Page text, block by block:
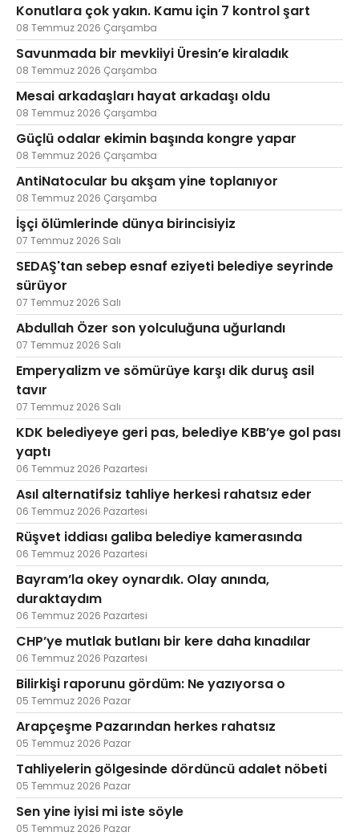
Konutlara çok yakın. Kamu için 7 kontrol şart
08 Temmuz 2026 Çarşamba
Savunmada bir mevkiiyi Üresin’e kiraladık
08 Temmuz 2026 Çarşamba
Mesai arkadaşları hayat arkadaşı oldu
08 Temmuz 2026 Çarşamba
Güçlü odalar ekimin başında kongre yapar
08 Temmuz 2026 Çarşamba
AntiNatocular bu akşam yine toplanıyor
08 Temmuz 2026 Çarşamba
İşçi ölümlerinde dünya birincisiyiz
07 Temmuz 2026 Salı
SEDAŞ'tan sebep esnaf eziyeti belediye seyrinde
sürüyor
07 Temmuz 2026 Salı
Abdullah Özer son yolculuğuna uğurlandı
07 Temmuz 2026 Salı
Emperyalizm ve sömürüye karşı dik duruş asil
tavır
07 Temmuz 2026 Salı
KDK belediyeye geri pas, belediye KBB’ye gol pası
yaptı
06 Temmuz 2026 Pazartesi
Asıl alternatifsiz tahliye herkesi rahatsız eder
06 Temmuz 2026 Pazartesi
Rüşvet iddiası galiba belediye kamerasında
06 Temmuz 2026 Pazartesi
Bayram’la okey oynardık. Olay anında,
duraktaydım
06 Temmuz 2026 Pazartesi
CHP’ye mutlak butlanı bir kere daha kınadılar
06 Temmuz 2026 Pazartesi
Bilirkişi raporunu gördüm: Ne yazıyorsa o
05 Temmuz 2026 Pazar
Arapçeşme Pazarından herkes rahatsız
05 Temmuz 2026 Pazar
Tahliyelerin gölgesinde dördüncü adalet nöbeti
05 Temmuz 2026 Pazar
Sen yine iyisi mi iste söyle
05 Temmuz 2026 Pazar